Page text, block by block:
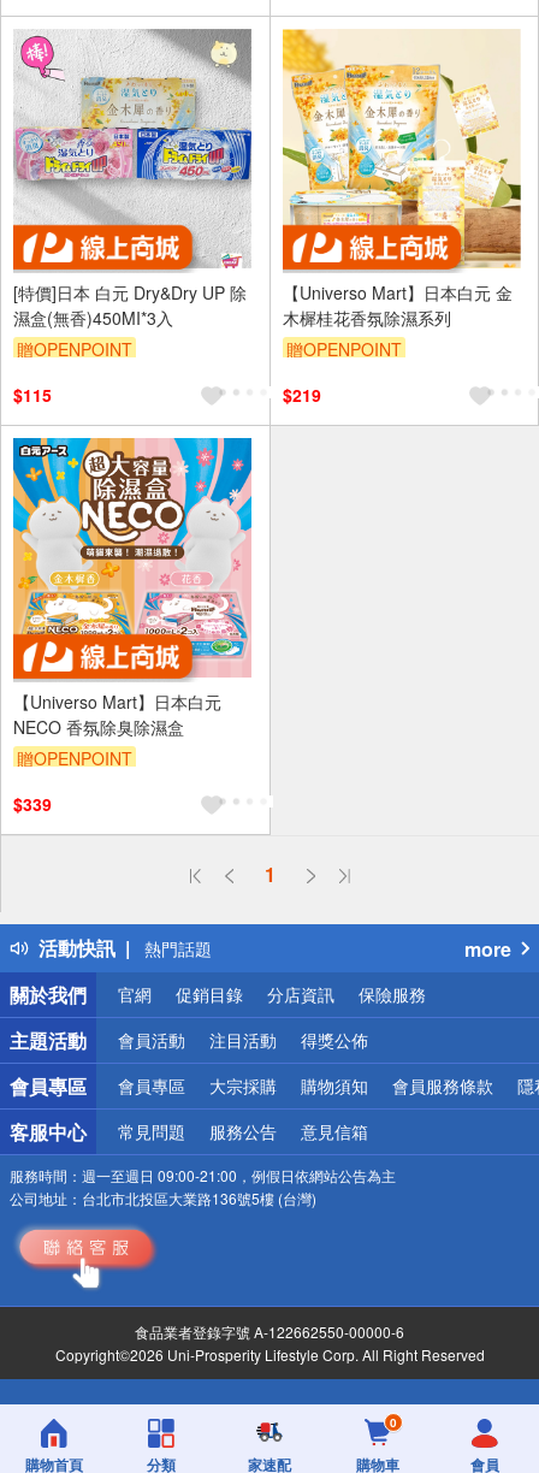
[特價]日本 白元 Dry&Dry UP 除
濕盒(無香)450MI*3入
贈OPENPOINT
$115
【Universo Mart】日本白元 金
木樨桂花香氛除濕系列
贈OPENPOINT
$219
【Universo Mart】日本白元
NECO 香氛除臭除濕盒
贈OPENPOINT
$339
1
活動快訊
偏遠地區配送
得獎公告
熱門話題
銀行優惠
偏遠地區配送
詐騙網頁！請小心！
more
關於我們
官網 促銷目錄 分店資訊 保險服務
主題活動 會員活動 注目活動 得獎公佈
會員專區 會員專區 大宗採購 購物須知 會員服務條款 隱
客服中心 常見問題 服務公告 意見信箱
服務時間： 週一至週日 09:00-21:00，例假日依網站公告為主
公司地址： 台北市北投區大業路136號5樓 (台灣)
食品業者登錄字號 A-122662550-00000-6
Copyright©2026 Uni-Prosperity Lifestyle Corp. All Right Reserved
購物首頁 分類 家速配
0
購物車 會員